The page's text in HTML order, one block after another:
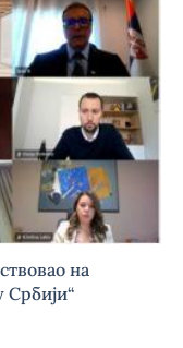
на
Србији“